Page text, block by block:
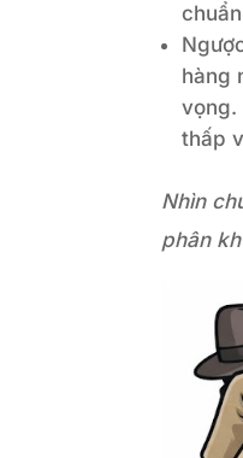
hàng
vọng.
thấp
Nhìn
phân